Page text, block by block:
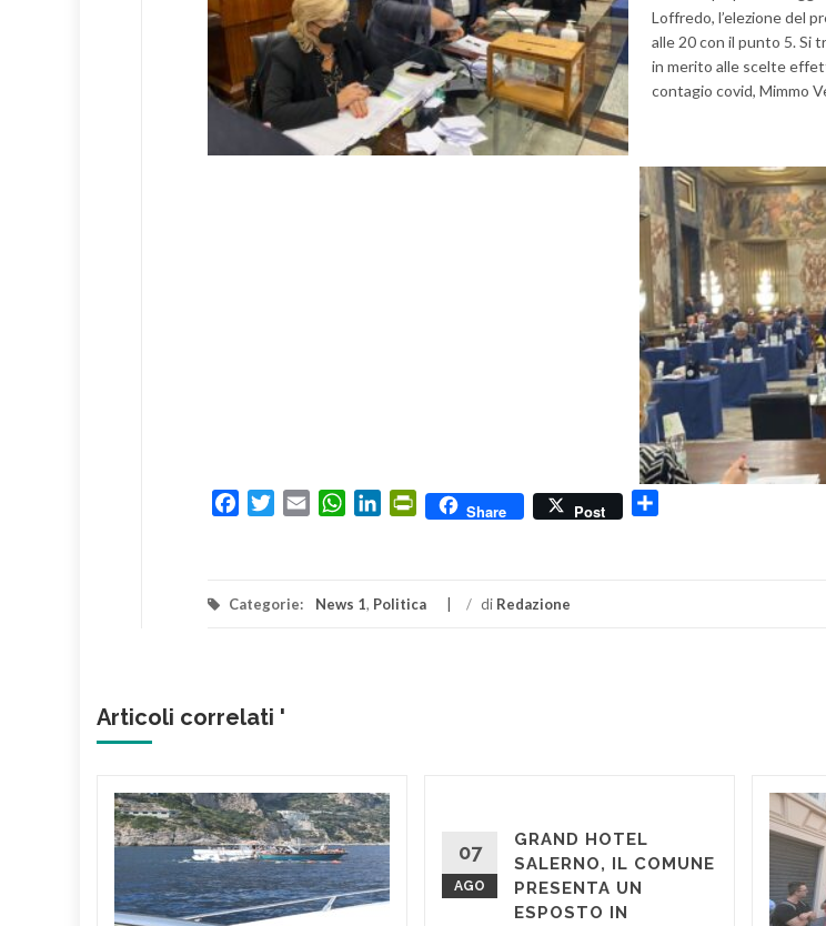
Loffredo, l’elezione del
alle 20 con il punto 5. Si
in merito alle scelte
contagio covid, Mimmo
FacebookTwitterEmail WhatsApp
LinkedInPrintFriendly
Share Post
Categorie: News 1, Politica / di Redazione
Articoli correlati '
07
AGO
GRAND HOTEL
SALERNO, IL COMUNE
PRESENTA UN
ESPOSTO IN